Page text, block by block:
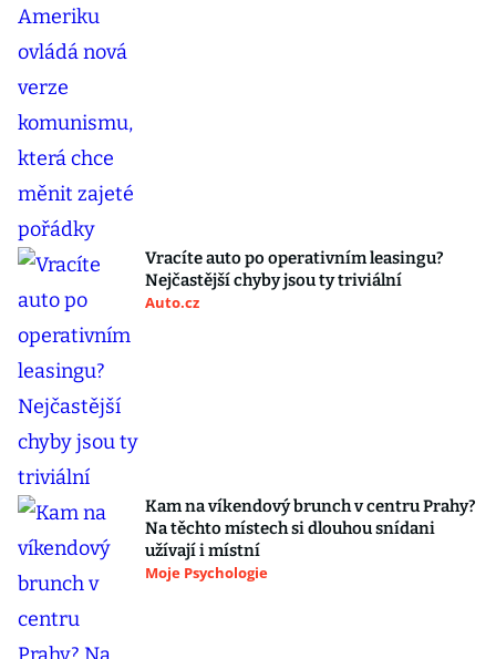
Vracíte auto po operativním leasingu?
Nejčastější chyby jsou ty triviální
Auto.cz
Kam na víkendový brunch v centru Prahy?
Na těchto místech si dlouhou snídani
užívají i místní
Moje Psychologie